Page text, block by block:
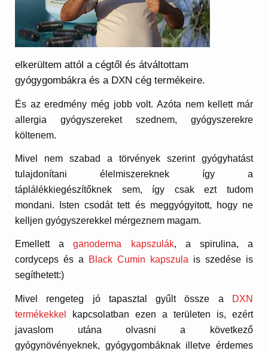
elkerültem attól a cégtől és átváltottam
gyógygombákra és a DXN cég termékeire.
És az eredmény még jobb volt. Azóta nem kellett már
allergia gyógyszereket szednem, gyógyszerekre
költenem.
Mivel nem szabad a törvények szerint gyógyhatást
tulajdonítani élelmiszereknek így a
táplálékkiegészítőknek sem, így csak ezt tudom
mondani. Isten csodát tett és meggyógyitott, hogy ne
kelljen gyógyszerekkel mérgeznem magam.
Emellett aganoderma kapszulák, a spirulina, a
cordyceps és a Black Cumin kapszulais szedése is
segíthetett:)
Mivel rengeteg jó tapasztal gyűlt össze a
DXN
termékekkel
kapcsolatban ezen a területen is, ezért
javaslom utána olvasni a következő
gyógynövényeknek, gyógygombáknak illetve érdemes